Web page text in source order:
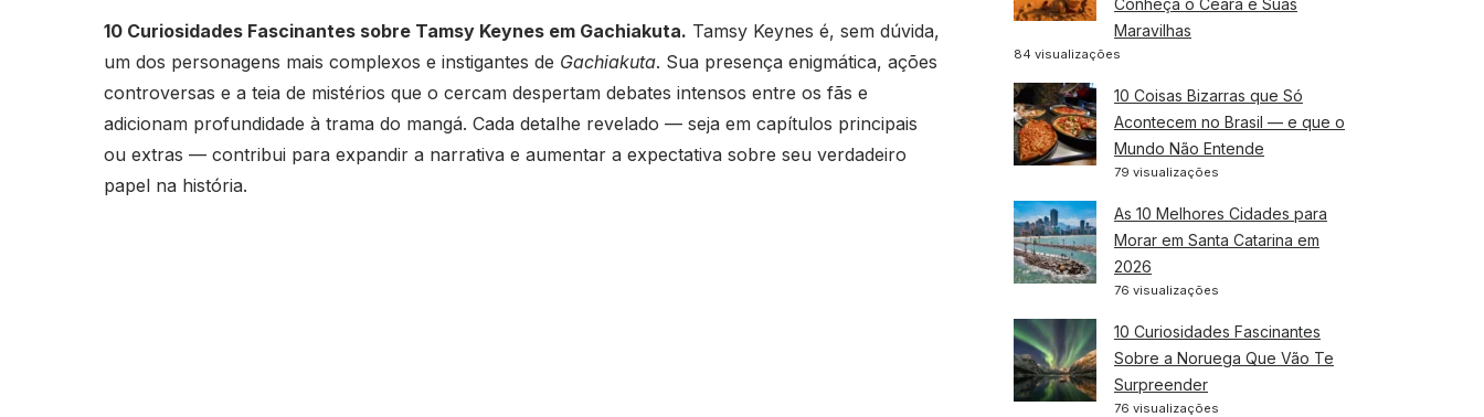
10 Curiosidades Fascinantes sobre Tamsy Keynes em Gachiakuta. Tamsy Keynes é, sem dúvida,
um dos personagens mais complexos e instigantes de Gachiakuta. Sua presença enigmática, ações
controversas e a teia de mistérios que o cercam despertam debates intensos entre os fãs e
adicionam profundidade à trama do mangá. Cada detalhe revelado — seja em capítulos principais
ou extras — contribui para expandir a narrativa e aumentar a expectativa sobre seu verdadeiro
papel na história.
Maravilhas
84 visualizações
10 Coisas Bizarras que Só
Acontecem no Brasil — e que o
Mundo Não Entende
79 visualizações
As 10 Melhores Cidades para
Morar em Santa Catarina em
2026
76 visualizações
10 Curiosidades Fascinantes
Sobre a Noruega Que Vão Te
Surpreender
76 visualizações